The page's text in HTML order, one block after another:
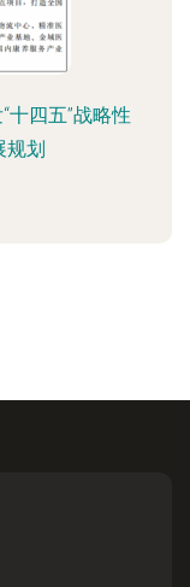
十四五”战略性
规划